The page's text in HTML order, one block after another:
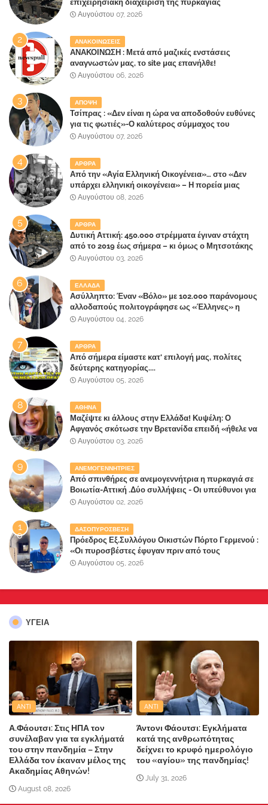
επιχειρησιακή διαχείριση της πυρκαγιάς
ετοιμάζουν οι κάτοικοι!
Αυγούστου 07, 2026
ΑΝΑΚΟΙΝΩΣΕΙΣ
ΑΝΑΚΟΙΝΩΣΗ : Μετά από μαζικές ενστάσεις
αναγνωστών μας, το site μας επανήλθε!
Αυγούστου 06, 2026
ΑΠΟΨΗ
Τσίπρας : «Δεν είναι η ώρα να αποδοθούν ευθύνες
για τις φωτιές»-Ο καλύτερος σύμμαχος του
Μητσοτάκη
Αυγούστου 07, 2026
ΑΡΘΡΑ
Από την «Αγία Ελληνική Οικογένεια»… στο «Δεν
υπάρχει ελληνική οικογένεια» – Η πορεία μιας
κοινωνίας που κινδυνεύει να ξεχάσει ποια είναι
Αυγούστου 08, 2026
ΑΡΘΡΑ
Δυτική Αττική: 450.000 στρέμματα έγιναν στάχτη
από το 2019 έως σήμερα – κι όμως ο Μητσοτάκης
έλαβε 40% και 45% στις εκλογές του 2023,ενώ 50%
Αυγούστου 03, 2026
ΕΛΛΑΔΑ
Ασύλληπτο: Έναν «Βόλο» με 102.000 παράνομους
αλλοδαπούς πολιτογράφησε ως «Έλληνες» η
κυβέρνηση!
Αυγούστου 04, 2026
ΑΡΘΡΑ
Από σήμερα είμαστε κατ' επιλογή μας, πολίτες
δεύτερης κατηγορίας....
Αυγούστου 05, 2026
ΑΘΗΝΑ
Μαζέψτε κι άλλους στην Ελλάδα! Κυψέλη: Ο
Αφγανός σκότωσε την Βρετανίδα επειδή «ήθελε να
κάνει τη σύντροφό του χριστιανή»
Αυγούστου 03, 2026
ΑΝΕΜΟΓΕΝΝΗΤΡΙΕΣ
Από σπινθήρες σε ανεμογεννήτρια η πυρκαγιά σε
Βοιωτία-Αττική .Δύο συλλήψεις - Οι υπεύθυνοι για
την λάθος διαχείριση της κατάσβεσης θα
Αυγούστου 02, 2026
ΔΑΣΟΠΥΡΟΣΒΕΣΗ
Πρόεδρος Εξ.Συλλόγου Οικιστών Πόρτο Γερμενού :
«Οι πυροσβέστες έφυγαν πριν από τους
κατοίκους»
Αυγούστου 05, 2026
ΥΓΕΙΑ
ANTI
Α.Φάουτσι: Στις ΗΠΑ τον
συνέλαβαν για τα εγκλήματά
του στην πανδημία – Στην
Ελλάδα τον έκαναν μέλος της
Ακαδημίας Αθηνών!
August 08, 2026
ANTI
Άντονι Φάουτσι: Εγκλήματα
κατά της ανθρωπότητας
δείχνει το κρυφό ημερολόγιο
του «αγίου» της πανδημίας!
July 31, 2026